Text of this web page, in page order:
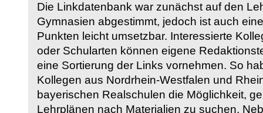
Die Linkdatenbank war zunächst auf den
Gymnasien abgestimmt, jedoch ist auch
Punkten leicht umsetzbar. Interessierte
oder Schularten können eigene
eine Sortierung der Links vornehmen. So
Kollegen aus Nordrhein-Westfalen und
bayerischen Realschulen die Möglichkeit,
Lehrplänen nach Materialien zu suchen.